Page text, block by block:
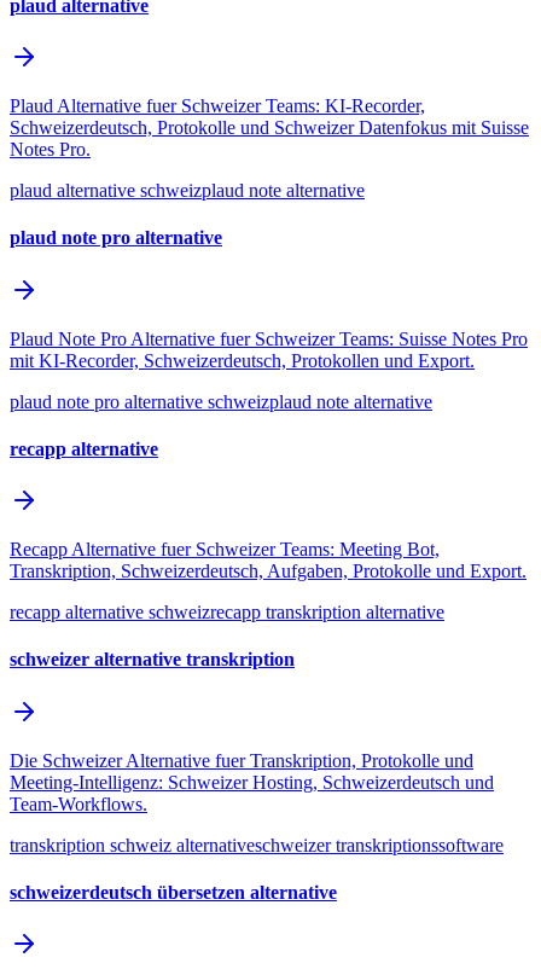
plaud alternative
Plaud Alternative fuer Schweizer Teams: KI-Recorder,
Schweizerdeutsch, Protokolle und Schweizer Datenfokus mit Suisse
Notes Pro.
plaud alternative schweizplaud note alternative
plaud note pro alternative
Plaud Note Pro Alternative fuer Schweizer Teams: Suisse Notes Pro
mit KI-Recorder, Schweizerdeutsch, Protokollen und Export.
plaud note pro alternative schweizplaud note alternative
recapp alternative
Recapp Alternative fuer Schweizer Teams: Meeting Bot,
Transkription, Schweizerdeutsch, Aufgaben, Protokolle und Export.
recapp alternative schweizrecapp transkription alternative
schweizer alternative transkription
Die Schweizer Alternative fuer Transkription, Protokolle und
Meeting-Intelligenz: Schweizer Hosting, Schweizerdeutsch und
Team-Workflows.
transkription schweiz alternativeschweizer transkriptionssoftware
schweizerdeutsch übersetzen alternative